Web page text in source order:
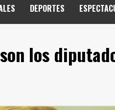
DEPORTES
los